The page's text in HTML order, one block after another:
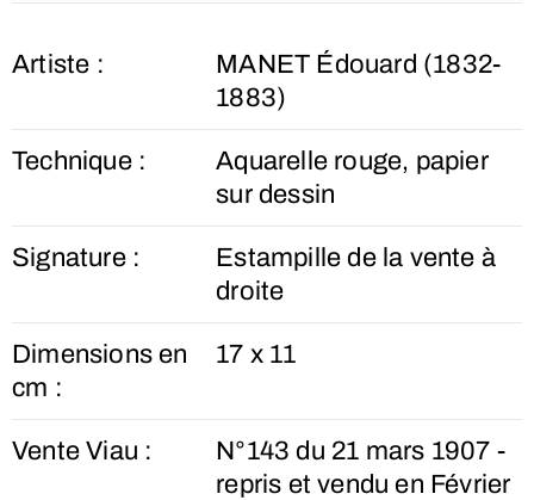
Artiste :
MANET Édouard (1832-
1883)
Technique :
Aquarelle rouge, papier
sur dessin
Signature :
Estampille de la vente à
droite
Dimensions en
cm :
17 x 11
Vente Viau :
N°143 du 21 mars 1907 -
repris et vendu en Février